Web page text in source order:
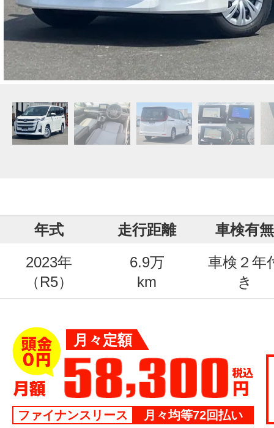
年式 走行距離
車検有無
2023年
（R5）
6.9万
km
車検２年
き
月々定額
ファイナンスリース 月々均等72回払い